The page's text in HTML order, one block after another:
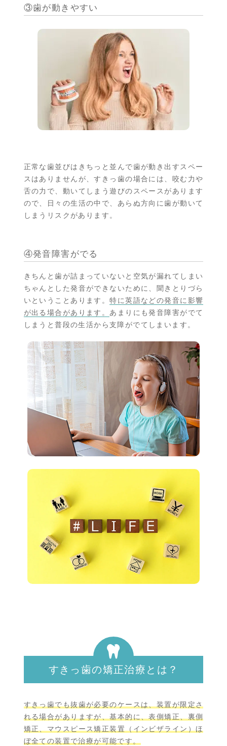
③歯が動きやすい
正常な歯並びはきちっと並んで歯が動き出すスペー
スはありませんが、すきっ歯の場合には、咬む力や
舌の力で、動いてしまう遊びのスペースがあります
ので、日々の生活の中で、あらぬ方向に歯が動いて
しまうリスクがあります。
④発音障害がでる
きちんと歯が詰まっていないと空気が漏れてしまい
ちゃんとした発音ができないために、聞きとりづら
いということあります。特に英語などの発音に影響
が出る場合があります。 あまりにも発音障害がでて
しまうと普段の生活から支障がでてしまいます。
すきっ歯の矯正治療とは？
すきっ歯でも抜歯が必要のケースは、装置が限定さ
れる場合がありますが、基本的に、表側矯正、裏側
矯正、マウスピース矯正装置（インビザライン）ほ
ぼ全ての装置で治療が可能です。